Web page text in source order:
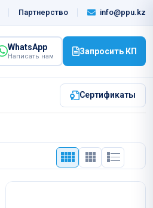
Партнерство info@ppu.kz
WhatsApp
Написать нам
Запросить КП
Сертификаты